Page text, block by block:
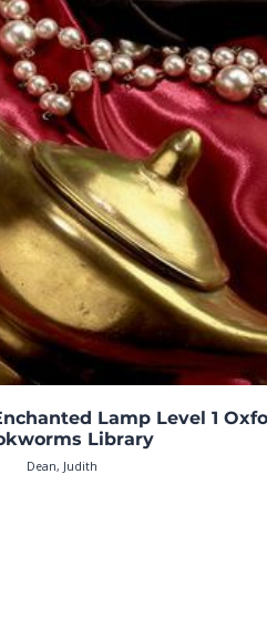
Lamp Level 1
Library
Dean, Judith